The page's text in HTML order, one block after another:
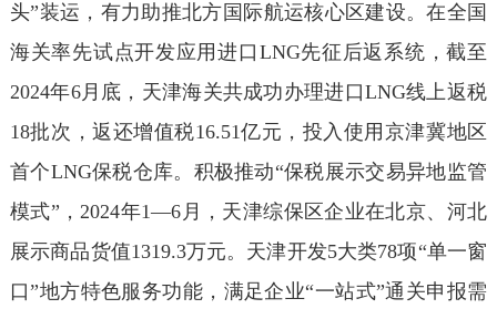
头”装运，有力助推北方国际航运核心区建设。在全国
海关率先试点开发应用进口LNG先征后返系统，截至
2024年6月底，天津海关共成功办理进口LNG线上返税
18批次，返还增值税16.51亿元，投入使用京津冀地区
首个LNG保税仓库。积极推动“保税展示交易异地监管
模式”，2024年1—6月，天津综保区企业在北京、河北
展示商品货值1319.3万元。天津开发5大类78项“单一窗
口”地方特色服务功能，满足企业“一站式”通关申报需